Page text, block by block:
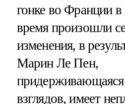
гонке во Франции в
время произошли
изменения, в
Марин Ле Пен,
придерживающаяся
взглядов, имеет